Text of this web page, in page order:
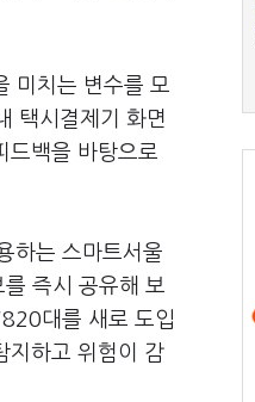
미치는 변수를 모
택시결제기 화면
드백을 바탕으로
하는 스마트서울
즉시 공유해 보
대를 새로 도입
지하고 위험이 감